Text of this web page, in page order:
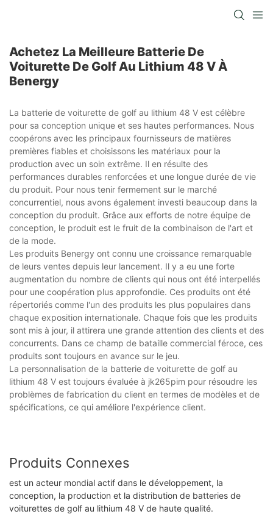
Achetez La Meilleure Batterie De
Voiturette De Golf Au Lithium 48 V À
Benergy
La batterie de voiturette de golf au lithium 48 V est célèbre
pour sa conception unique et ses hautes performances. Nous
coopérons avec les principaux fournisseurs de matières
premières fiables et choisissons les matériaux pour la
production avec un soin extrême. Il en résulte des
performances durables renforcées et une longue durée de vie
du produit. Pour nous tenir fermement sur le marché
concurrentiel, nous avons également investi beaucoup dans la
conception du produit. Grâce aux efforts de notre équipe de
conception, le produit est le fruit de la combinaison de l'art et
de la mode.
Les produits Benergy ont connu une croissance remarquable
de leurs ventes depuis leur lancement. Il y a eu une forte
augmentation du nombre de clients qui nous ont été interpellés
pour une coopération plus approfondie. Ces produits ont été
répertoriés comme l'un des produits les plus populaires dans
chaque exposition internationale. Chaque fois que les produits
sont mis à jour, il attirera une grande attention des clients et des
concurrents. Dans ce champ de bataille commercial féroce, ces
produits sont toujours en avance sur le jeu.
La personnalisation de la batterie de voiturette de golf au
lithium 48 V est toujours évaluée à jk265pim pour résoudre les
problèmes de fabrication du client en termes de modèles et de
spécifications, ce qui améliore l'expérience client.
Produits Connexes
est un acteur mondial actif dans le développement, la
conception, la production et la distribution de batteries de
voiturettes de golf au lithium 48 V de haute qualité.